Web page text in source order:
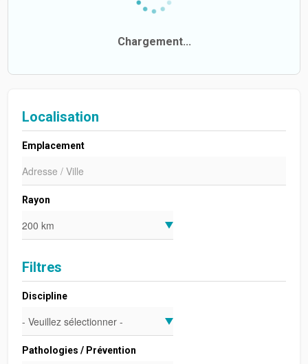
Chargement...
Localisation
Emplacement
Rayon
Filtres
Discipline
Pathologies / Prévention